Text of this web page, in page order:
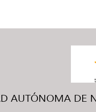
AUTÓNOMA DE